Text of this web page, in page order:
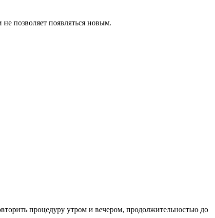
позволяет появляться новым.
процедуру утром и вечером, продолжительностью до